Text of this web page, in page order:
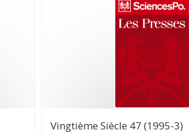
Vingtième Siècle 47 (1995-3)